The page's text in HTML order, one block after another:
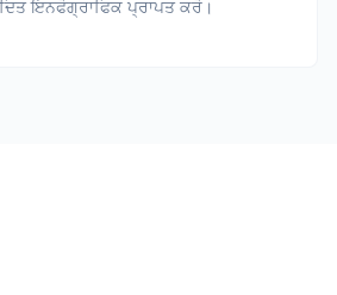
ਇਨਫੋਗ੍ਰਾਫਿਕ ਪ੍ਰਾਪਤ ਕਰੋ।